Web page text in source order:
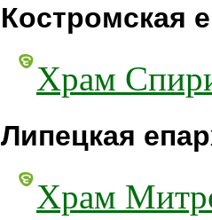
Костромская
Храм
Липецкая
Храм